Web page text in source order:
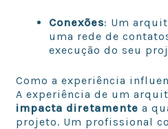
Conexões: Um
uma rede de
execução do seu
Como a experiência
A experiência de um
impacta diretamente a
projeto. Um profissional